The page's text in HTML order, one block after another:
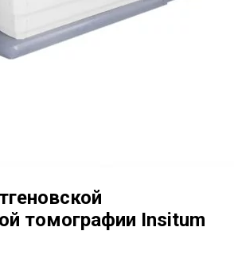
томографии Insitum